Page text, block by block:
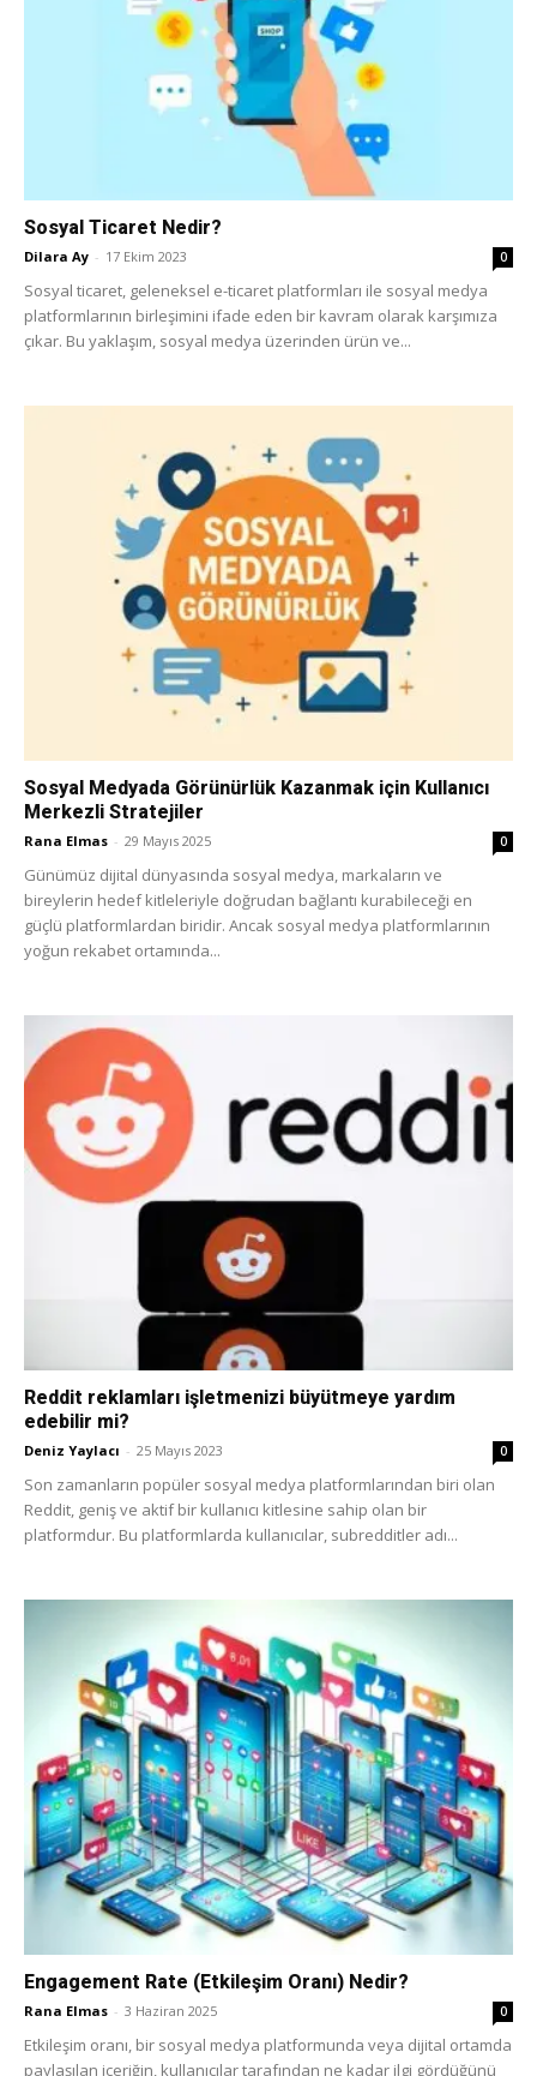
Tasarım,
UI/UX
Sosyal Ticaret Nedir?
Dilara Ay - 17 Ekim 2023 0
Sosyal ticaret, geleneksel e-ticaret platformları ile sosyal medya
platformlarının birleşimini ifade eden bir kavram olarak karşımıza
çıkar. Bu yaklaşım, sosyal medya üzerinden ürün ve...
Sosyal Medyada Görünürlük Kazanmak için Kullanıcı
Merkezli Stratejiler
Rana Elmas - 29 Mayıs 2025 0
Günümüz dijital dünyasında sosyal medya, markaların ve
bireylerin hedef kitleleriyle doğrudan bağlantı kurabileceği en
güçlü platformlardan biridir. Ancak sosyal medya platformlarının
yoğun rekabet ortamında...
Reddit reklamları işletmenizi büyütmeye yardım
edebilir mi?
Deniz Yaylacı - 25 Mayıs 2023 0
Son zamanların popüler sosyal medya platformlarından biri olan
Reddit, geniş ve aktif bir kullanıcı kitlesine sahip olan bir
platformdur. Bu platformlarda kullanıcılar, subredditler adı...
Engagement Rate (Etkileşim Oranı) Nedir?
Rana Elmas - 3 Haziran 2025 0
Etkileşim oranı, bir sosyal medya platformunda veya dijital ortamda
paylaşılan içeriğin, kullanıcılar tarafından ne kadar ilgi gördüğünü